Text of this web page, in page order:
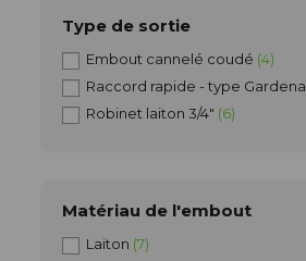
Type de sortie
Embout cannelé coudé (4)
Raccord rapide - type Gardena
Robinet laiton 3/4" (6)
Matériau de l'embout
Laiton (7)